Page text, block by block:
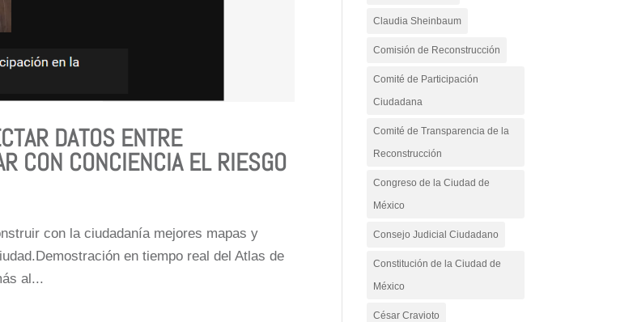
DATOS ENTRE
CON CONCIENCIA EL RIESGO
con la ciudadanía mejores mapas y
en tiempo real del Atlas de
al...
Claudia Sheinbaum
Comisión de Reconstrucción
Comité de Participación
Ciudadana
Comité de Transparencia de la
Reconstrucción
Congreso de la Ciudad de
México
Consejo Judicial Ciudadano
Constitución de la Ciudad de
México
César Cravioto